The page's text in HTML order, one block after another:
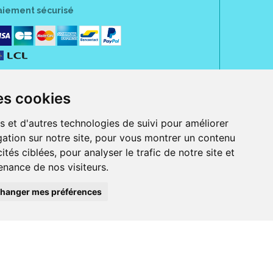
cookies
et d'autres technologies de suivi pour améliorer
sur notre site, pour vous montrer un contenu
ciblées, pour analyser le trafic de notre site et
de nos visiteurs.
mes préférences
sécurisé
Jeanne d' Harcourt, 80300 Albert.
ordonnance.
et iPod touch), ou sur Google Play (pour Androïd 5.0 ou version
Bancontact, PayPal.